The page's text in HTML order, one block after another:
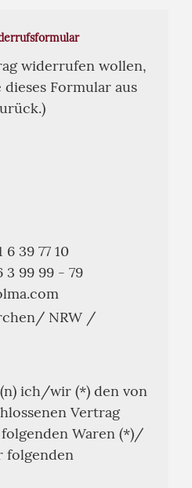
widerrufen wollen,
Formular aus
6 39 77 10
3 99 99 - 79
NRW /
ich/wir (*) den von
Vertrag
Waren (*)/
folgenden